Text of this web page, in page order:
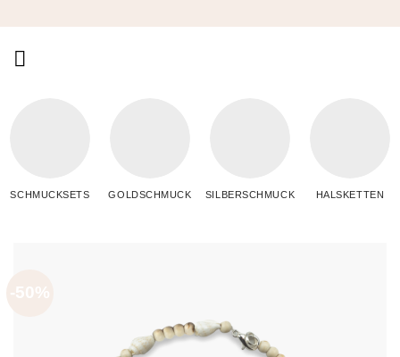
springen
SCHMUCKSETS GOLDSCHMUCK SILBERSCHMUCK HALSKETTEN
-50%